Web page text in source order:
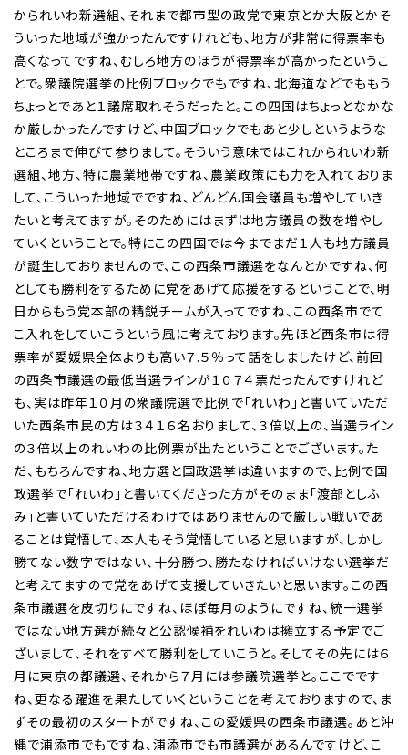
かられいわ新選組、それまで都市型の政党で東京とか大阪とかそ
ういった地域が強かったんですけれども、地方が非常に得票率も
高くなってですね、むしろ地方のほうが得票率が高かったというこ
とで。衆議院選挙の比例ブロックでもですね、北海道などでももう
ちょっとであと１議席取れそうだったと。この四国はちょっとなかな
か厳しかったんですけど、中国ブロックでもあと少しというような
ところまで伸びて参りまして。そういう意味ではこれかられいわ新
選組、地方、特に農業地帯ですね、農業政策にも力を入れておりま
して、こういった地域でですね、どんどん国会議員も増やしていき
たいと考えてますが。そのためにはまずは地方議員の数を増やし
ていくということで。特にこの四国では今までまだ１人も地方議員
が誕生しておりませんので、この西条市議選をなんとかですね、何
としても勝利をするために党をあげて応援をするということで、明
日からもう党本部の精鋭チームが入ってですね、この西条市でて
こ入れをしていこうという風に考えております。先ほど西条市は得
票率が愛媛県全体よりも高い７.５％って話をしましたけど、前回
の西条市議選の最低当選ラインが１０７４票だったんですけれど
も、実は昨年１０月の衆議院選で比例で「れいわ」と書いていただ
いた西条市民の方は３４１６名おりまして、３倍以上の、当選ライン
の３倍以上のれいわの比例票が出たということでございます。た
だ、もちろんですね、地方選と国政選挙は違いますので、比例で国
政選挙で「れいわ」と書いてくださった方がそのまま「渡部としふ
み」と書いていただけるわけではありませんので厳しい戦いであ
ることは覚悟して、本人もそう覚悟していると思いますが、しかし
勝てない数字ではない、十分勝つ、勝たなければいけない選挙だ
と考えてますので党をあげて支援していきたいと思います。この西
条市議選を皮切りにですね、ほぼ毎月のようにですね、統一選挙
ではない地方選が続々と公認候補をれいわは擁立する予定でご
ざいまして、それをすべて勝利をしていこうと。そしてその先には６
月に東京の都議選、それから７月には参議院選挙と。ここでです
ね、更なる躍進を果たしていくということを考えておりますので、ま
ずその最初のスタートがですね、この愛媛県の西条市議選。あと沖
縄で浦添市でもですね、浦添市でも市議選があるんですけど、こ